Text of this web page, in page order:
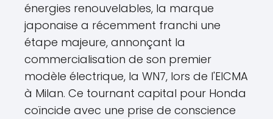
énergies renouvelables, la marque
japonaise a récemment franchi une
étape majeure, annonçant la
commercialisation de son premier
modèle électrique, la WN7, lors de l'EICMA
à Milan. Ce tournant capital pour Honda
coïncide avec une prise de conscience